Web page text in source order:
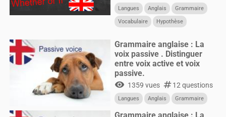
Langues Anglais
Grammaire
Vocabulaire
Hypothèse
Grammaire anglaise : La
voix passive . Distinguer
entre voix active et voix
passive.
visibility 1359 vues numbers12 questions
Langues Anglais Grammaire